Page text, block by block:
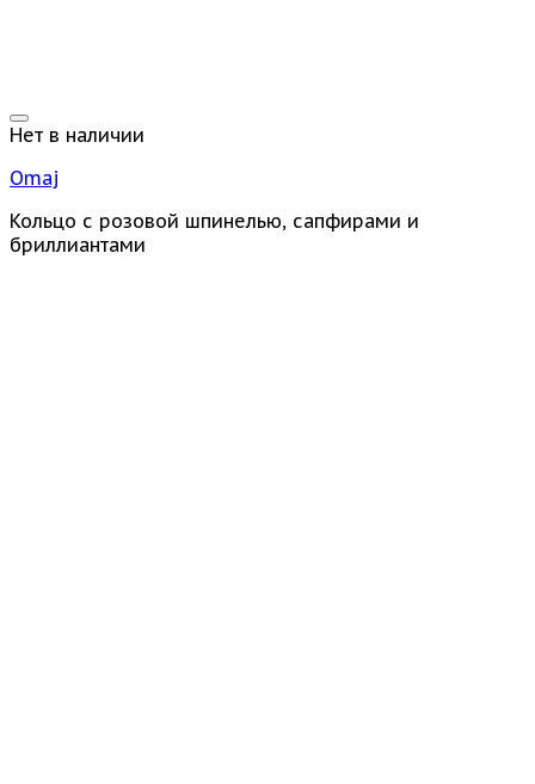
Нет в наличии
Omaj
Кольцо с розовой шпинелью, сапфирами и
бриллиантами